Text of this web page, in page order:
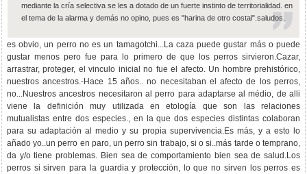
mediante la cría selectiva se les a dotado de un fuerte instinto de territorialidad. en
el tema de la alarma y demás no opino, pues es "harina de otro costal".saludos.
es obvio, un perro no es un tamagotchi...La caza puede gustar más o puede
gustar menos pero fue para lo primero de que los perros sirvieron.Cazar,
arrastrar, proteger, el vinculo inicial no fue el afecto. Un hombre prehistórico,
nuestros ancestros.-Hace 15 años.. no necesitaban el afecto de los perros,
no...Nuestros ancestros necesitaron al perro para adaptarse al médio, de alli
viene la definición muy utilizada en etología que son las relaciones
mutualistas entre dos especies., en la que dos especies distintas colaboran
para su adaptación al medio y su propia supervivencia.Es más, y a esto lo
añado yo..un perro en paro, un perro sin trabajo, si o si..más tarde o temprano,
da y/o tiene problemas. Bien sea de comportamiento bien sea de salud.Los
perros si sirven para la guardia y protección, lo que no sirven los perros es